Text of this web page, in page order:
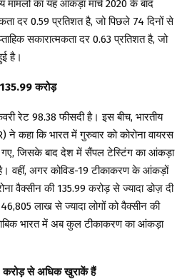
मामलों का यह आंकड़ा मार्च 2020 के बाद
दर 0.59 प्रतिशत है, जो पिछले 74 दिनों से
सकारात्मकता दर 0.63 प्रतिशत है, जो
है।
करोड़
रेट 98.38 फीसदी है। इस बीच, भारतीय
ने कहा कि भारत में गुरुवार को कोरोना वायरस
जिसके बाद देश में सैंपल टेस्टिंग का आंकड़ा
वहीं, अगर कोविड-19 टीकाकरण के आंकड़ों
वैक्सीन की 135.99 करोड़ से ज्यादा डोज़ दी
लाख से ज्यादा लोगों को वैक्सीन की
भारत में अब कुल टीकाकरण का आंकड़ा
करोड़ से अधिक खुराकें हैं